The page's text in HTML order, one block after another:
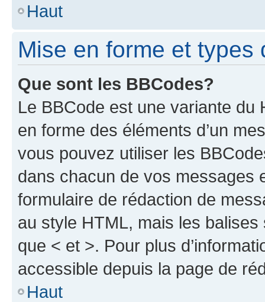
Haut
Mise en forme et types
Que sont les BBCodes?
Le BBCode est une variante du
en forme des éléments d’un
vous pouvez utiliser les
dans chacun de vos messages
formulaire de rédaction de
au style HTML, mais les
que < et >. Pour plus
accessible depuis la page de
Haut